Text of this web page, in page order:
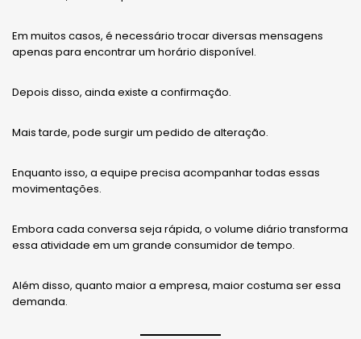
Em muitos casos, é necessário trocar diversas mensagens
apenas para encontrar um horário disponível.
Depois disso, ainda existe a confirmação.
Mais tarde, pode surgir um pedido de alteração.
Enquanto isso, a equipe precisa acompanhar todas essas
movimentações.
Embora cada conversa seja rápida, o volume diário transforma
essa atividade em um grande consumidor de tempo.
Além disso, quanto maior a empresa, maior costuma ser essa
demanda.